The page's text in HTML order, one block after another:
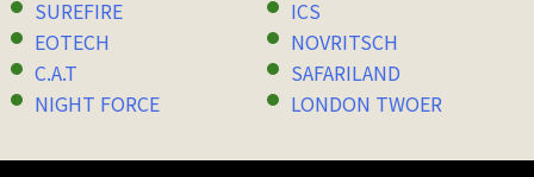
SUREFIRE
ICS
EOTECH
NOVRITSCH
C.A.T
SAFARILAND
NIGHT FORCE
LONDON TWOER